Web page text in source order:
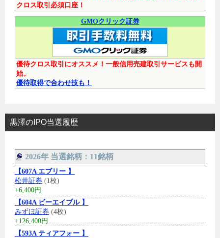
クロス取引必須口座！
GMOクリック証券
優待クロス取引にオススメ！一般信用売建取引サービスも開
始。
優待取得で合わせ技も！
黒澤のIPO当選履歴
2026年 当選銘柄：11銘柄
【607A エブリー 】
松井証券 (1枚)
+6,400円
【604A ビーエイブル 】
みずほ証券 (4枚)
+126,400円
【593A ティアフォー 】